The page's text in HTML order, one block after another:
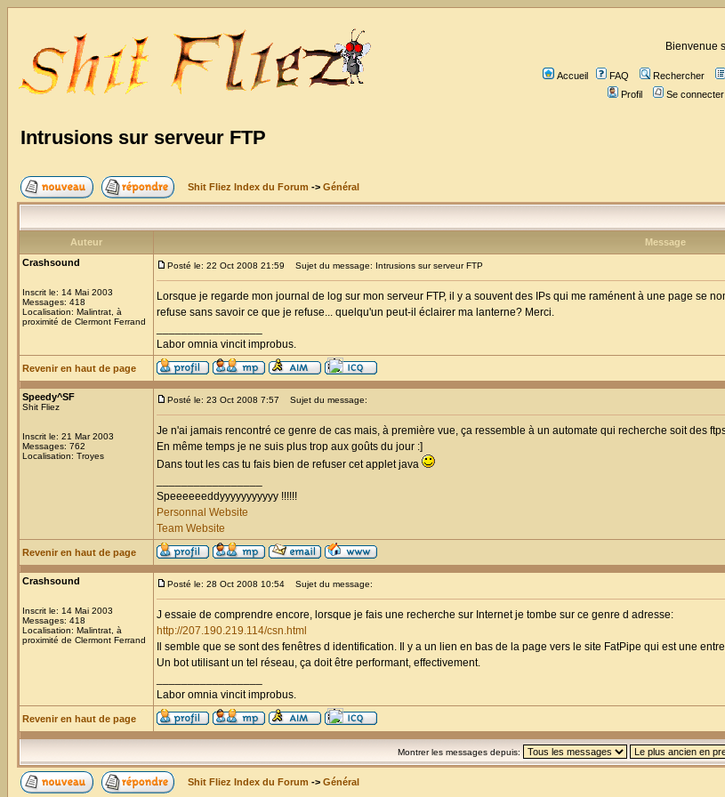
Bienvenue
Accueil FAQ Rechercher
Profil
Se
Intrusions sur serveur FTP
Shit Fliez Index du Forum -> Général
Auteur
Message
Crashsound
Inscrit le: 14 Mai 2003
Messages: 418
Localisation: Malintrat, à
proximité de Clermont Ferrand
Posté le: 22 Oct 2008 21:59 Sujet du message: Intrusions sur serveur FTP
Lorsque je regarde mon journal de log sur mon serveur FTP, il y a souvent des IPs qui me raménent à une page se
refuse sans savoir ce que je refuse... quelqu'un peut-il éclairer ma lanterne? Merci.
Labor omnia vincit improbus.
Revenir en haut de page
Speedy^SF
Shit Fliez
Inscrit le: 21 Mar 2003
Messages: 762
Localisation: Troyes
Posté le: 23 Oct 2008 7:57 Sujet du message:
Je n'ai jamais rencontré ce genre de cas mais, à première vue, ça ressemble à un automate qui recherche soit des
En même temps je ne suis plus trop aux goûts du jour :]
Dans tout les cas tu fais bien de refuser cet applet java
Speeeeeeddyyyyyyyyyyy !!!!!!
Personnal Website
Team Website
Revenir en haut de page
Crashsound
Inscrit le: 14 Mai 2003
Messages: 418
Localisation: Malintrat, à
proximité de Clermont Ferrand
Posté le: 28 Oct 2008 10:54 Sujet du message:
J essaie de comprendre encore, lorsque je fais une recherche sur Internet je tombe sur ce genre d adresse:
http://207.190.219.114/csn.html
Il semble que se sont des fenêtres d identification. Il y a un lien en bas de la page vers le site FatPipe qui est une
Un bot utilisant un tel réseau, ça doit être performant, effectivement.
Labor omnia vincit improbus.
Revenir en haut de page
Montrer les messages depuis:
Shit Fliez Index du Forum -> Général